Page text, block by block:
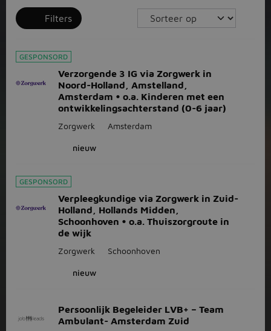
Filters
GESPONSORD
Verzorgende 3 IG via Zorgwerk in
Noord-Holland, Amstelland,
Amsterdam • o.a. Kinderen met een
ontwikkelingsachterstand (0-6 jaar)
Zorgwerk Amsterdam
nieuw
GESPONSORD
Verpleegkundige via Zorgwerk in Zuid-
Holland, Hollands Midden,
Schoonhoven • o.a. Thuiszorgroute in
de wijk
Zorgwerk Schoonhoven
nieuw
Persoonlijk Begeleider LVB+ – Team
Ambulant- Amsterdam Zuid